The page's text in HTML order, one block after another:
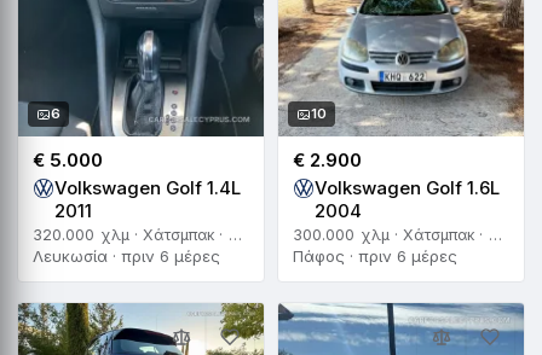
6
€ 5.000
Volkswagen Golf 1.4L
2011
320.000 χλμ · Χάτσμπακ · Αυτόματο
Λευκωσία · πριν 6 μέρες
10
€ 2.900
Volkswagen Golf 1.6L
2004
300.000 χλμ · Χάτσμπακ · Χειροκίνητο
Πάφος · πριν 6 μέρες